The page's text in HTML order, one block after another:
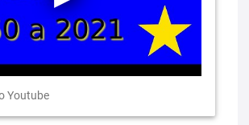
Youtube